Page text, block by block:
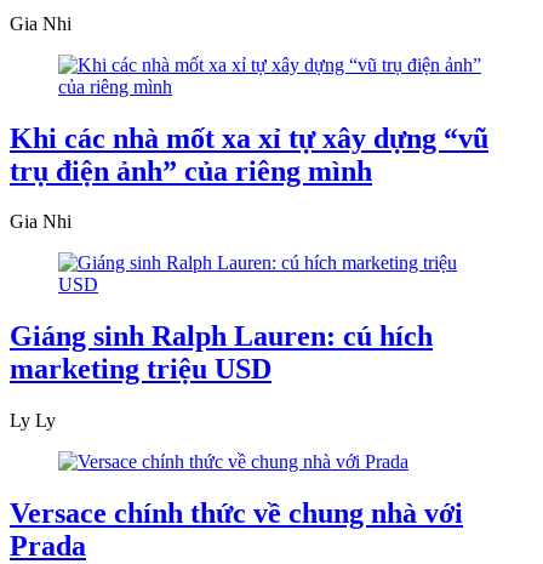
Gia Nhi
Khi các nhà mốt xa xỉ tự xây dựng “vũ
trụ điện ảnh” của riêng mình
Gia Nhi
Giáng sinh Ralph Lauren: cú hích
marketing triệu USD
Ly Ly
Versace chính thức về chung nhà với
Prada